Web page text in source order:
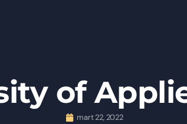
of
mart 22, 2022